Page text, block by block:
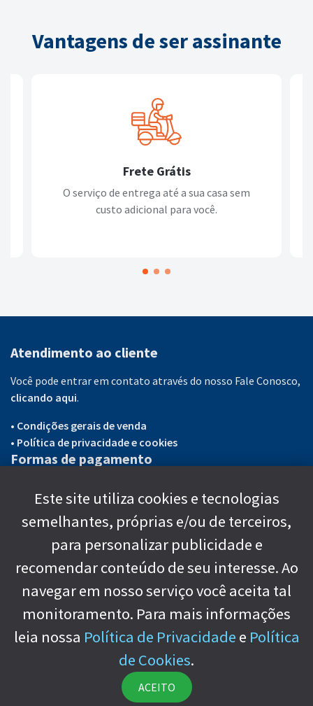
Vantagens de ser assinante
Frete Grátis
O serviço de entrega até a sua casa sem
custo adicional para você.
Atendimento ao cliente
Você pode entrar em contato através do nosso Fale Conosco,
clicando aqui.
• Condições gerais de venda
• Política de privacidade e cookies
Formas de pagamento
/ SalvatGeekBR
/ SalvatGeekBR/
©2022 Editora Salvat do Brasil, Ltda.
Este site utiliza cookies e tecnologias
semelhantes, próprias e/ou de terceiros,
para personalizar publicidade e
recomendar conteúdo de seu interesse. Ao
navegar em nosso serviço você aceita tal
monitoramento. Para mais informações
leia nossa Política de Privacidade e Política
de Cookies.
ACEITO